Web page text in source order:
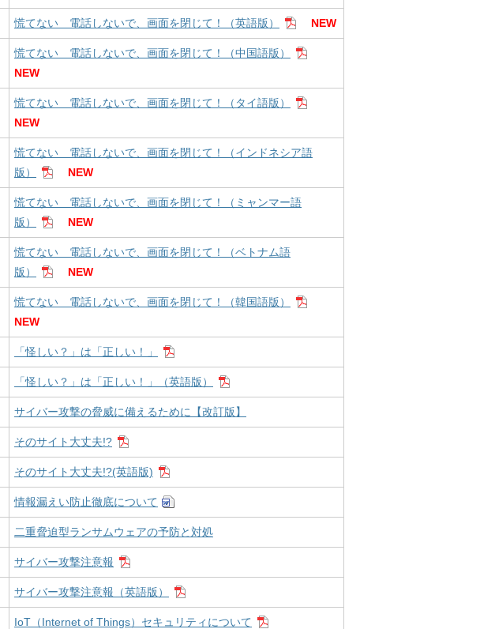
慌てない 電話しないで、画面を閉じて！（英語版） NEW
慌てない 電話しないで、画面を閉じて！（中国語版）
NEW
慌てない 電話しないで、画面を閉じて！（タイ語版）
NEW
慌てない 電話しないで、画面を閉じて！（インドネシア語
版）
NEW
慌てない 電話しないで、画面を閉じて！（ミャンマー語
版）
NEW
慌てない 電話しないで、画面を閉じて！（ベトナム語
版）
NEW
慌てない 電話しないで、画面を閉じて！（韓国語版）
NEW
「怪しい？」は「正しい！」
「怪しい？」は「正しい！」（英語版）
サイバー攻撃の脅威に備えるために【改訂版】
そのサイト大丈夫!?
そのサイト大丈夫!?(英語版)
情報漏えい防止徹底について
二重脅迫型ランサムウェアの予防と対処
サイバー攻撃注意報
サイバー攻撃注意報（英語版）
IoT（Internet of Things）セキュリティについて